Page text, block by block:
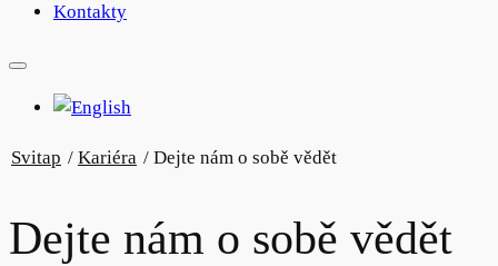
Kontakty
Svitap / Kariéra / Dejte nám o sobě vědět
Dejte nám o sobě vědět